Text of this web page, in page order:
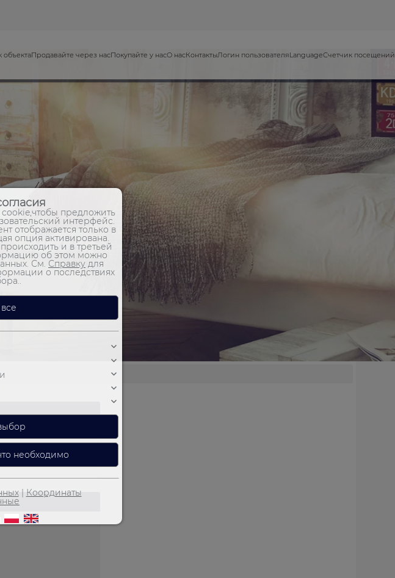
объектаПродавайте через насПокупайте у насО насКонтактыЛогин пользователяLanguageСчетчик посещений
предложить
интерфейс.
отображается только в
опция активирована.
и в третьей
об этом можно
См. Справку для
о последствиях
| Координаты
менеджеры согласия
Чтобы продолжить,вы должны выбрать файл
вы найдете объяснение различных вариантов и
позволять все:
Любые файлы cookie,такие как файлы cookie
отслеживания и аналитики,а также контент
Разрешен только сторонний контент или типы
cookie,которые вы отметили флажками.
Разрешить только то,что необходимо:
Разрешены только технически необходимые